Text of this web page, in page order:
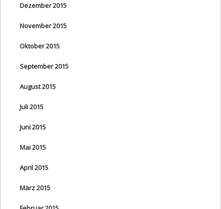
Dezember 2015
November 2015
Oktober 2015
September 2015
August 2015
Juli 2015
Juni 2015
Mai 2015
April 2015
März 2015